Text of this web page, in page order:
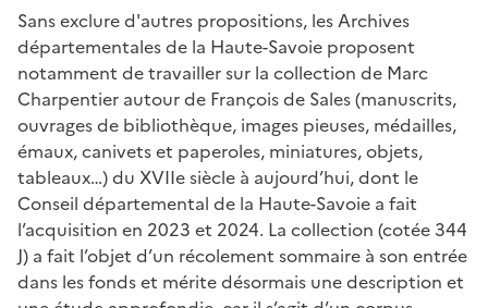
Sans exclure d'autres propositions, les Archives
départementales de la Haute-Savoie proposent
notamment de travailler sur la collection de Marc
Charpentier autour de François de Sales (manuscrits,
ouvrages de bibliothèque, images pieuses, médailles,
émaux, canivets et paperoles, miniatures, objets,
tableaux…) du XVIIe siècle à aujourd’hui, dont le
Conseil départemental de la Haute-Savoie a fait
l’acquisition en 2023 et 2024. La collection (cotée 344
J) a fait l’objet d’un récolement sommaire à son entrée
dans les fonds et mérite désormais une description et